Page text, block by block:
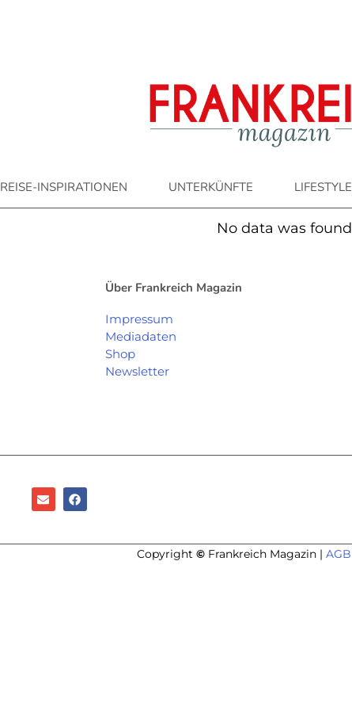
REISE-INSPIRATIONEN UNTERKÜNFTE LIFESTYLE
No data was found
Über Frankreich Magazin
Impressum
Mediadaten
Shop
Newsletter
Copyright © Frankreich Magazin | AGB